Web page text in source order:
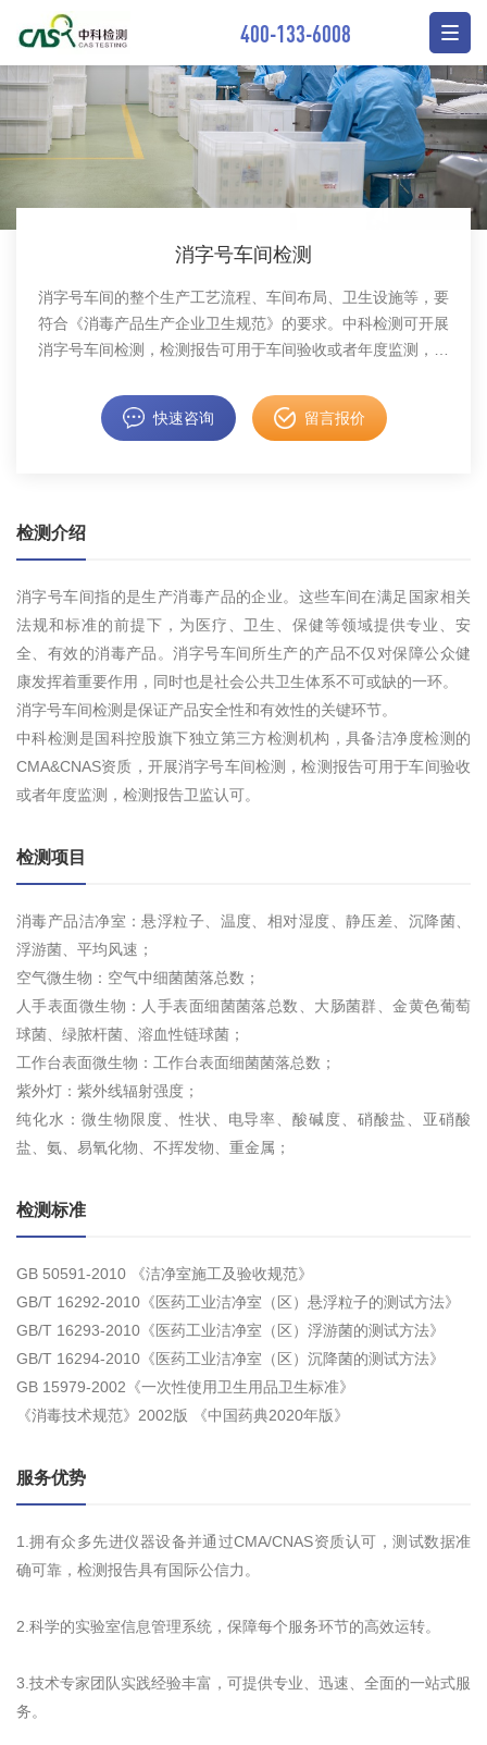
400-133-6008
消字号车间检测
消字号车间的整个生产工艺流程、车间布局、卫生设施等，要
符合《消毒产品生产企业卫生规范》的要求。中科检测可开展
消字号车间检测，检测报告可用于车间验收或者年度监测，检
快速咨询 留言报价
检测介绍
消字号车间指的是生产消毒产品的企业。这些车间在满足国家相关
法规和标准的前提下，为医疗、卫生、保健等领域提供专业、安
全、有效的消毒产品。消字号车间所生产的产品不仅对保障公众健
康发挥着重要作用，同时也是社会公共卫生体系不可或缺的一环。
消字号车间检测是保证产品安全性和有效性的关键环节。
中科检测是国科控股旗下独立第三方检测机构，具备洁净度检测的
CMA&CNAS资质，开展消字号车间检测，检测报告可用于车间验收
或者年度监测，检测报告卫监认可。
检测项目
消毒产品洁净室：悬浮粒子、温度、相对湿度、静压差、沉降菌、
浮游菌、平均风速；
空气微生物：空气中细菌菌落总数；
人手表面微生物：人手表面细菌菌落总数、大肠菌群、金黄色葡萄
球菌、绿脓杆菌、溶血性链球菌；
工作台表面微生物：工作台表面细菌菌落总数；
紫外灯：紫外线辐射强度；
纯化水：微生物限度、性状、电导率、酸碱度、硝酸盐、亚硝酸
盐、氨、易氧化物、不挥发物、重金属；
检测标准
GB 50591-2010 《洁净室施工及验收规范》
GB/T 16292-2010《医药工业洁净室（区）悬浮粒子的测试方法》
GB/T 16293-2010《医药工业洁净室（区）浮游菌的测试方法》
GB/T 16294-2010《医药工业洁净室（区）沉降菌的测试方法》
GB 15979-2002《一次性使用卫生用品卫生标准》
《消毒技术规范》2002版 《中国药典2020年版》
服务优势
1.拥有众多先进仪器设备并通过CMA/CNAS资质认可，测试数据准
确可靠，检测报告具有国际公信力。
2.科学的实验室信息管理系统，保障每个服务环节的高效运转。
3.技术专家团队实践经验丰富，可提供专业、迅速、全面的一站式服
务。